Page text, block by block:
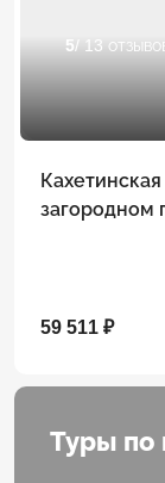
5/ 13
загородном
59 511 ₽
Туры по